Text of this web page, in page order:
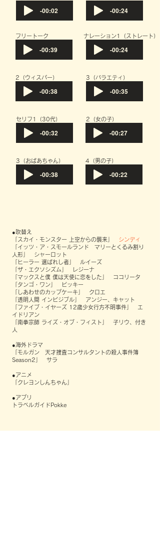
-00:02
フリートーク
-00:39
-00:24
​ナレーション1（ストレート）
-00:24
​2（ウィスパー）
-00:38
​3（バラエティ）
-00:35
​セリフ1（30代） ​2（女の子）
-00:32 -00:27
​3（おばあちゃん） ​4（男の子）
-00:38 -00:22
●吹替え
「スカイ・モンスター 上空からの襲来」 シンディ
「イッツ・ア・スモールランド マリーとくるみ割り
人形」 シャーロット
「ヒーラー 選ばれし者」 ルイーズ
「ザ・エクソシズム」 レジーナ
「マックスと僕 僕は天使に恋をした」 ココリータ
「タンゴ・ワン」 ビッキー
「しあわせのカップケーキ」 クロエ
「透明人間 インビジブル」 アンジー、キャット
「ファイブ・イヤーズ 12歳少女行方不明事件」 エ
イドリアン
「南拳宗師 ライズ・オブ・フィスト」 子リウ、付き
人
●海外ドラマ
「モルガン 天才捜査コンサルタントの殺人事件簿
Season2」 サラ
●アニメ
「クレヨンしんちゃん」
●アプリ
トラベルガイドPokke